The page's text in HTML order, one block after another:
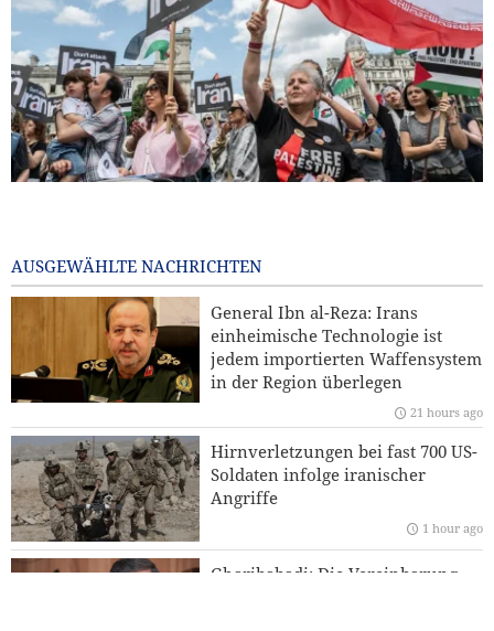
1 hour ago
Sanders: „Der korrupte Trump hat die USA in einen
verheerenden Krieg geführt“
Reuters-Umfrage: US-Bürger sehen Krieg gegen Iran als
Kommentar | Die Zukunft der regionalen Sicherheit:
Warum eine Sicherheitsordnung unter Führung der
Staaten der Region unverzichtbar ist
Yahya Saree: Wir haben die Stellungen der saudischen
AUSGEWÄHLTE NACHRICHTEN
General Ibn al-Reza: Irans
einheimische Technologie ist
jedem importierten Waffensystem
in der Region überlegen
21 hours ago
Hirnverletzungen bei fast 700 US-
Soldaten infolge iranischer
Angriffe
1 hour ago
Gharibabadi: Die Vereinbarung